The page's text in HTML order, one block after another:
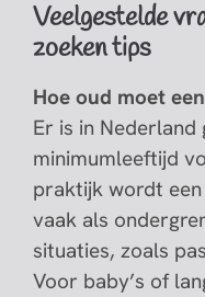
Veelgestelde
zoeken tips
Hoe oud moet
Er is in
minimumleeftijd
praktijk wordt
vaak als
situaties, zoals
Voor baby’s of